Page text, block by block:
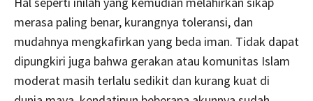
merasa paling benar, kurangnya toleransi, dan
mudahnya mengkafirkan yang beda iman. Tidak dapat
dipungkiri juga bahwa gerakan atau komunitas Islam
moderat masih terlalu sedikit dan kurang kuat di